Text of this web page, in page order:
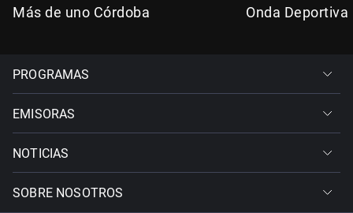
Más de uno Córdoba Onda Deportiva
PROGRAMAS
EMISORAS
NOTICIAS
SOBRE NOSOTROS